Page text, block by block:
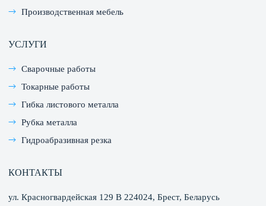
Производственная мебель
УСЛУГИ
Сварочные работы
Токарные работы
Гибка листового металла
Рубка металла
Гидроабразивная резка
КОНТАКТЫ
ул. Красногвардейская 129 В 224024, Брест, Беларусь